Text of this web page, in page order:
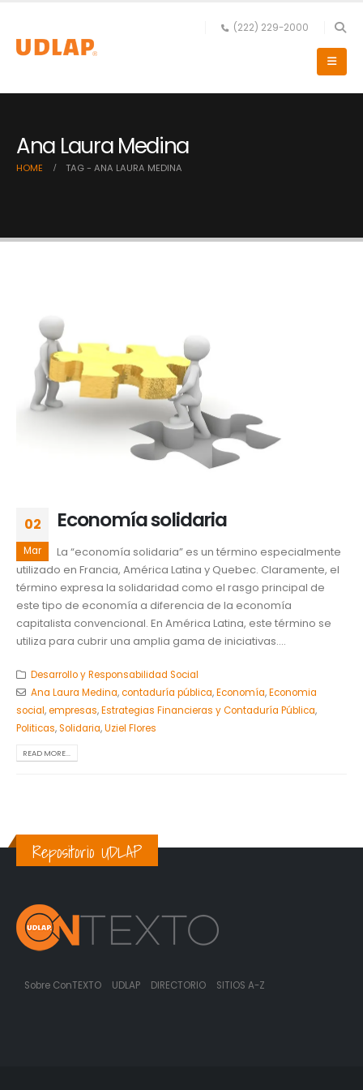
(222) 229-2000
Ana Laura Medina
HOME TAG - ANA LAURA MEDINA
02
Mar
Economía solidaria
La “economía solidaria” es un término especialmente
utilizado en Francia, América Latina y Quebec. Claramente, el
término expresa la solidaridad como el rasgo principal de
este tipo de economía a diferencia de la economía
capitalista convencional. En América Latina, este término se
utiliza para cubrir una amplia gama de iniciativas....
Desarrollo y Responsabilidad Social
Ana Laura Medina,contaduría pública,Economía,Economia
social,empresas,Estrategias Financieras y Contaduría Pública,
Politicas,Solidaria,Uziel Flores
READ MORE...
Repositorio UDLAP
Sobre ConTEXTO UDLAP DIRECTORIO SITIOS A-Z